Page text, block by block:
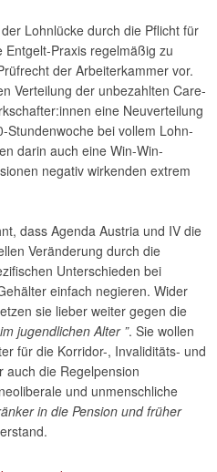
Lohnlücke durch die Pflicht für
Entgelt-Praxis regelmäßig zu
der Arbeiterkammer vor.
Verteilung der unbezahlten Care-
eine Neuverteilung
bei vollem Lohn-
darin auch eine Win-Win-
negativ wirkenden extrem
dass Agenda Austria und IV die
Veränderung durch die
Unterschieden bei
einfach negieren. Wider
sie lieber weiter gegen die
jugendlichen Alter ”. Sie wollen
für die Korridor-, Invaliditäts- und
auch die Regelpension
und unmenschliche
in die Pension und früher